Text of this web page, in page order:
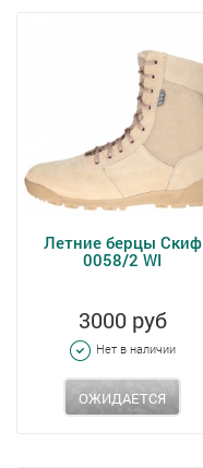
Летние берцы Скиф
0058/2 WI
3000 руб
Нет в наличии
ОЖИДАЕТСЯ